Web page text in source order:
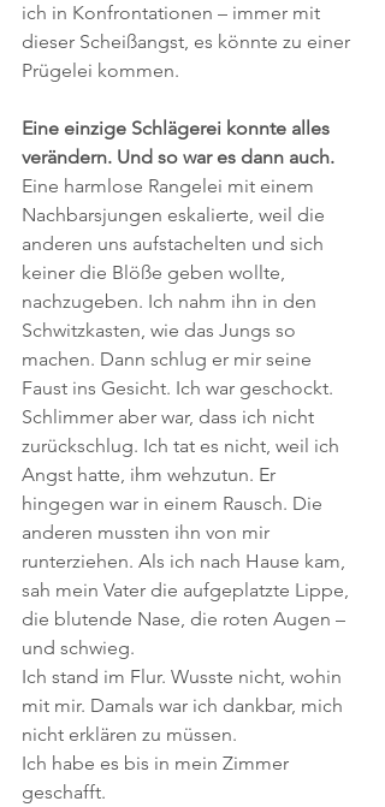
ich in Konfrontationen – immer mit
dieser Scheißangst, es könnte zu einer
Prügelei kommen.
Eine einzige Schlägerei konnte alles
verändern. Und so war es dann auch.
Eine harmlose Rangelei mit einem
Nachbarsjungen eskalierte, weil die
anderen uns aufstachelten und sich
keiner die Blöße geben wollte,
nachzugeben. Ich nahm ihn in den
Schwitzkasten, wie das Jungs so
machen. Dann schlug er mir seine
Faust ins Gesicht. Ich war geschockt.
Schlimmer aber war, dass ich nicht
zurückschlug. Ich tat es nicht, weil ich
Angst hatte, ihm wehzutun. Er
hingegen war in einem Rausch. Die
anderen mussten ihn von mir
runterziehen. Als ich nach Hause kam,
sah mein Vater die aufgeplatzte Lippe,
die blutende Nase, die roten Augen –
und schwieg.
Ich stand im Flur. Wusste nicht, wohin
mit mir. Damals war ich dankbar, mich
nicht erklären zu müssen.
Ich habe es bis in mein Zimmer
geschafft.